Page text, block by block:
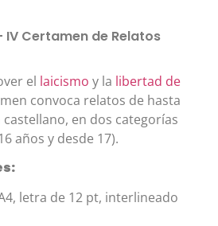
Certamen de Relatos
el laicismo y la libertad de
convoca relatos de hasta
castellano, en dos categorías
años y desde 17).
letra de 12 pt, interlineado